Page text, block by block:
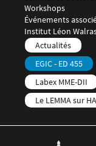
Workshops
Événements
Menu footer LEMMA 4
Institut Léon
Menu footer LEMMA 5
Actualités
EGIC - ED 455
Labex MME-DII
Le LEMMA sur